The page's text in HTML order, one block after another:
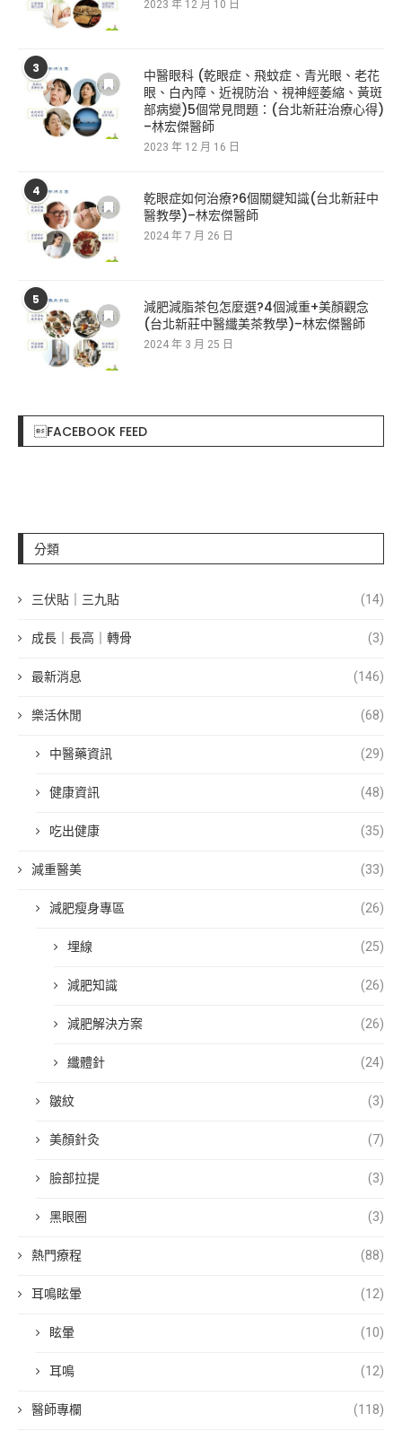
2023 年 12 月 10 日
3
中醫眼科 (乾眼症、飛蚊症、青光眼、老花
眼、白內障、近視防治、視神經萎縮、黃斑
部病變)5個常見問題：(台北新莊治療心得)
–林宏傑醫師
2023 年 12 月 16 日
4
乾眼症如何治療?6個關鍵知識(台北新莊中
醫教學)–林宏傑醫師
2024 年 7 月 26 日
5
減肥減脂茶包怎麼選?4個減重+美顏觀念
(台北新莊中醫纖美茶教學)–林宏傑醫師
2024 年 3 月 25 日
FACEBOOK FEED
分類
三伏貼｜三九貼 (14)
成長｜長高｜轉骨 (3)
最新消息 (146)
樂活休閒 (68)
中醫藥資訊 (29)
健康資訊 (48)
吃出健康 (35)
減重醫美 (33)
減肥瘦身專區 (26)
埋線 (25)
減肥知識 (26)
減肥解決方案 (26)
纖體針 (24)
皺紋 (3)
美顏針灸 (7)
臉部拉提 (3)
黑眼圈 (3)
熱門療程 (88)
耳鳴眩暈 (12)
眩暈 (10)
耳鳴 (12)
醫師專欄 (118)